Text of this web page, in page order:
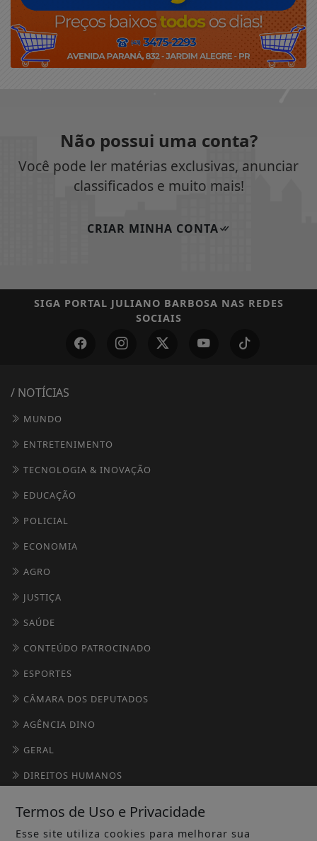
Não possui uma conta?
Você pode ler matérias exclusivas, anunciar
classificados e muito mais!
CRIAR MINHA CONTA
SIGA PORTAL JULIANO BARBOSA NAS REDES
SOCIAIS
/ NOTÍCIAS
MUNDO
ENTRETENIMENTO
TECNOLOGIA & INOVAÇÃO
EDUCAÇÃO
POLICIAL
ECONOMIA
AGRO
JUSTIÇA
SAÚDE
CONTEÚDO PATROCINADO
ESPORTES
CÂMARA DOS DEPUTADOS
AGÊNCIA DINO
GERAL
DIREITOS HUMANOS
Termos de Uso e Privacidade
Esse site utiliza cookies para melhorar sua